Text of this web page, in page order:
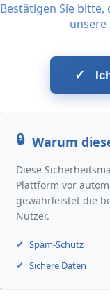
Bestätigen Sie bitte,
✓
Warum
Diese
Plattform vor
gewährleistet die
Nutzer.
Spam-Schutz
Sichere Daten